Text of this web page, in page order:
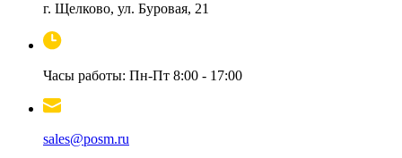
г. Щелково, ул. Буровая, 21
Часы работы: Пн-Пт 8:00 - 17:00
sales@posm.ru